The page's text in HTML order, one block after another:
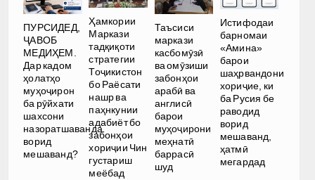
ПУРСИДЕД,
ҶАВОБ
МЕДИҲЕМ.
Дар кадом
ҳолатҳо
муҳоҷирон
ба рӯйхати
шахсони
назоратшаванда
ворид
мешаванд?
Ҳамкории
Маркази
тадқиқоти
стратегии
Тоҷикистон
бо Раёсати
нашр ва
паҳнкунии
адабиёт бо
забонҳои
хориҷии Чин
густариш
меёбад
Таъсиси
маркази
касбомӯзӣ
ва омӯзиши
забонҳои
арабӣ ва
англисӣ
барои
муҳоҷирони
меҳнатӣ
баррасӣ
шуд
Истифодаи
барномаи
«Амина»
барои
шаҳрвандони
хориҷие, ки
ба Русия бе
раводид
ворид
мешаванд,
ҳатмӣ
мегардад